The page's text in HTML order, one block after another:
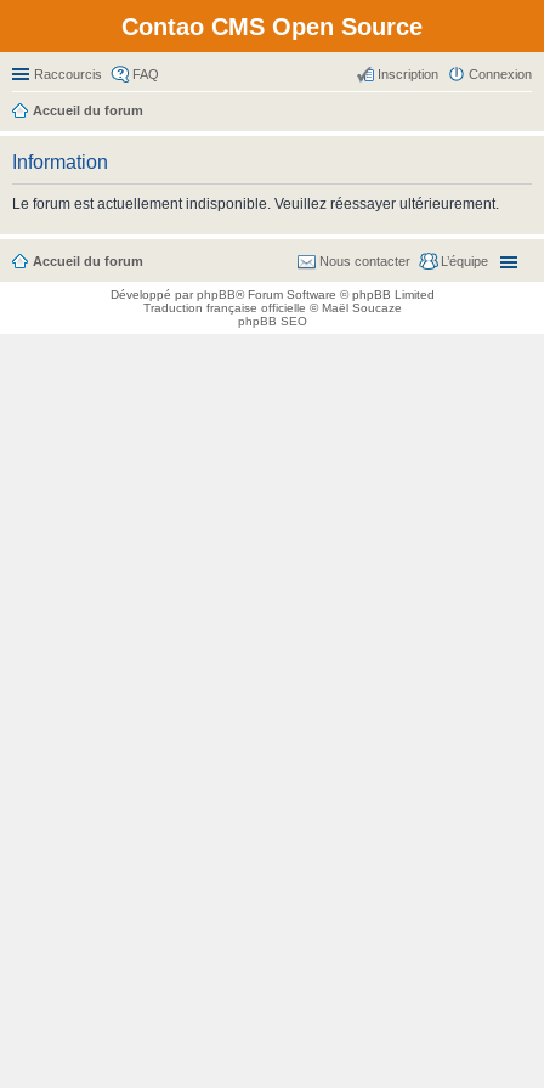
Contao CMS Open Source
Raccourcis FAQ Connexion
Inscription
Accueil du forum
Information
Le forum est actuellement indisponible. Veuillez réessayer ultérieurement.
Accueil du forum L’équipe
Nous contacter
Développé parphpBB® Forum Software © phpBB Limited
Traduction française officielle ©Maël Soucaze
phpBB SEO